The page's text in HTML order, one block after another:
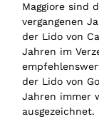
Maggiore sind
vergangenen
der Lido von
Jahren im
der Lido von
Jahren immer
ausgezeichnet.